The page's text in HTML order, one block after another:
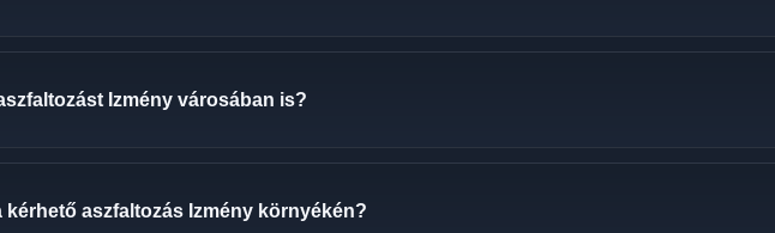
Izmény városában is?
kérhető aszfaltozás Izmény környékén?